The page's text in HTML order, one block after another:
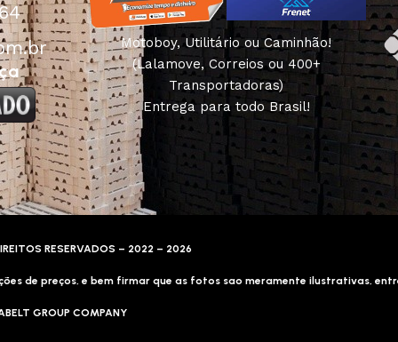
Motoboy, Utilitário ou Caminhão!
(Lalamove, Correios ou 400+
Transportadoras)
Entrega para todo Brasil!
RESERVADOS – 2022 – 2026
de preços, e bem firmar que as fotos sao meramente ilustrativas,
GROUP COMPANY